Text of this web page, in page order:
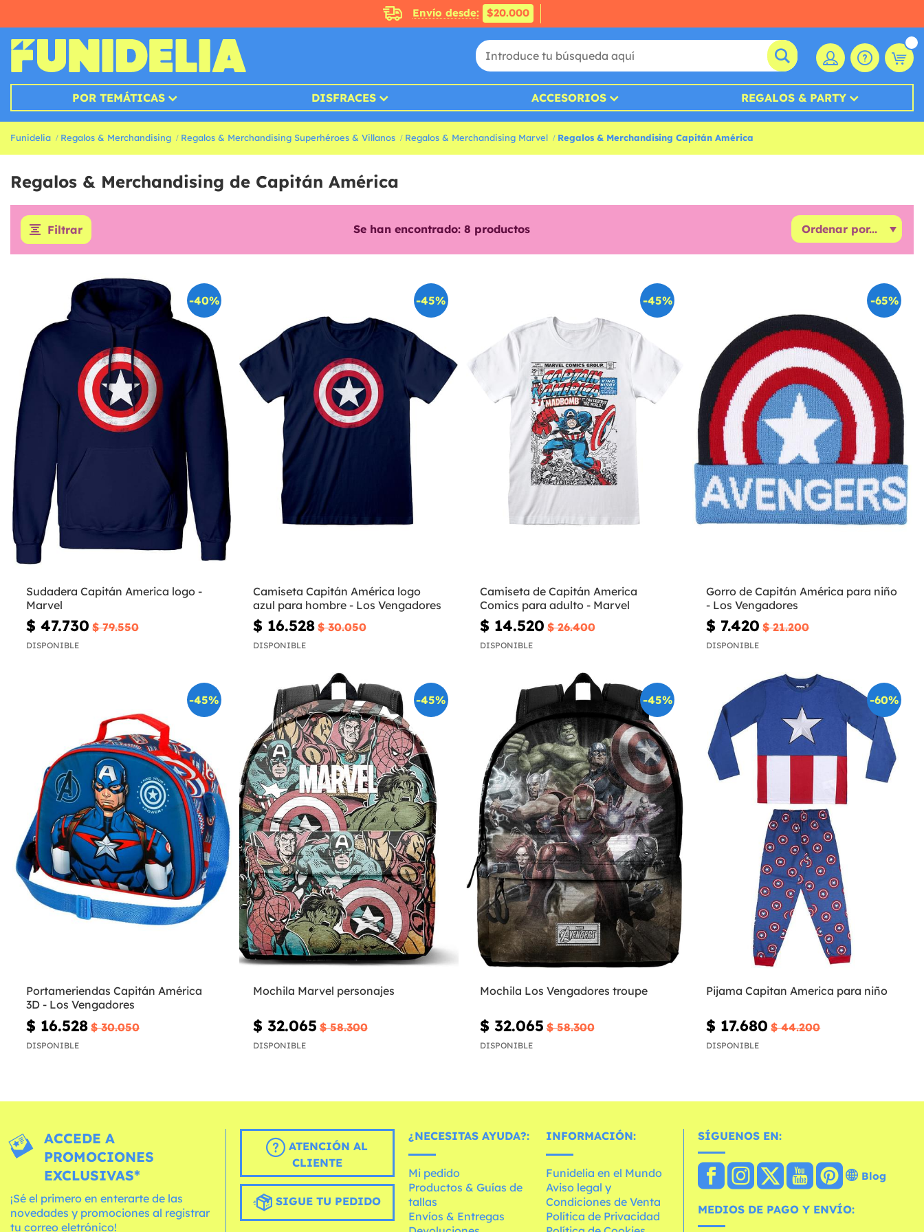
Envío desde: $20.000
POR TEMÁTICAS DISFRACES ACCESORIOS REGALOS & PARTY
Funidelia Regalos & Merchandising Regalos & Merchandising Superhéroes & Villanos Regalos & Merchandising Marvel Regalos & Merchandising Capitán América
Regalos & Merchandising de Capitán América
Filtrar Se han encontrado: 8 productos
-40%
Sudadera Capitán America logo -
Marvel
$ 47.730 $ 79.550
DISPONIBLE
-45%
Camiseta Capitán América logo
azul para hombre - Los Vengadores
$ 16.528 $ 30.050
DISPONIBLE
-45%
Camiseta de Capitán America
Comics para adulto - Marvel
$ 14.520 $ 26.400
DISPONIBLE
-65%
Gorro de Capitán América para niño
- Los Vengadores
$ 7.420 $ 21.200
DISPONIBLE
-45%
Portameriendas Capitán América
3D - Los Vengadores
$ 16.528 $ 30.050
DISPONIBLE
-45%
Mochila Marvel personajes
$ 32.065 $ 58.300
DISPONIBLE
-45%
Mochila Los Vengadores troupe
$ 32.065 $ 58.300
DISPONIBLE
-60%
Pijama Capitan America para niño
$ 17.680 $ 44.200
DISPONIBLE
ACCEDE A
PROMOCIONES
EXCLUSIVAS*
¡Sé el primero en enterarte de las
novedades y promociones al registrar
tu correo eletrónico!
ATENCIÓN AL
CLIENTE
SIGUE TU PEDIDO
¿NECESITAS AYUDA?:
Mi pedido
Productos & Guías de
tallas
Envíos & Entregas
INFORMACIÓN:
Funidelia en el Mundo
Aviso legal y
Condiciones de Venta
Política de Privacidad
SÍGUENOS EN:
Blog
MEDIOS DE PAGO Y ENVÍO: